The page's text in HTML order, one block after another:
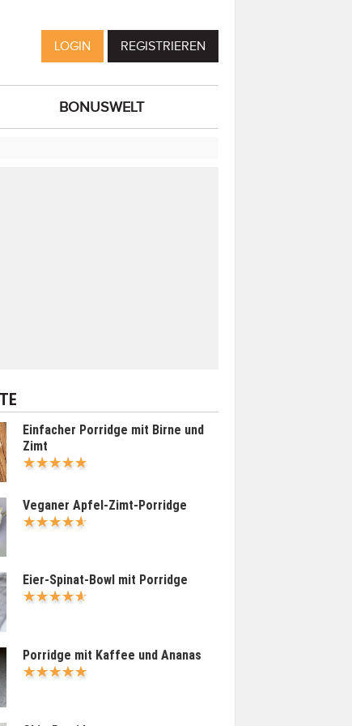
LOGIN REGISTRIEREN
BONUSWELT
Einfacher Porridge mit Birne und
Zimt
Veganer Apfel-Zimt-Porridge
Eier-Spinat-Bowl mit Porridge
Porridge mit Kaffee und Ananas